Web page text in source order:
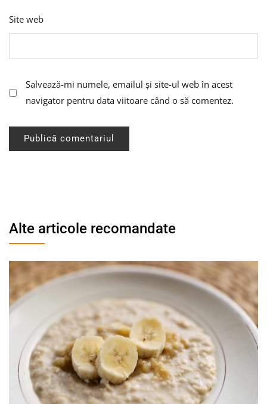
Site web
Salvează-mi numele, emailul și site-ul web în acest
navigator pentru data viitoare când o să comentez.
Alte articole recomandate